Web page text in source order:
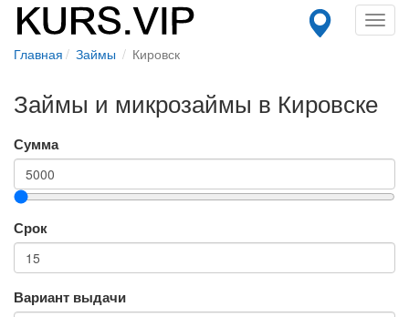
Главная Займы Кировск
Займы и микрозаймы в Кировске
Сумма
Срок
Вариант выдачи